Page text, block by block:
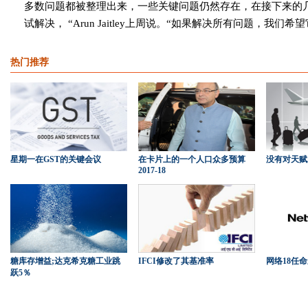
多数问题都被整理出来，一些关键问题仍然存在，在接下来
试解决， “Arun Jaitley上周说。“如果解决所有问题，我们希
热门推荐
星期一在GST的关键会议
在卡片上的一个人口众多预算
2017-18
没有对天
糖库存增益;达克希克糖工业跳
跃5％
IFCI修改了其基准率 网络18任